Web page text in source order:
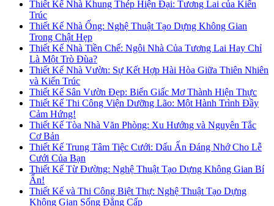
Thiết Kế Nhà Khung Thép Hiện Đại: Tương Lai của Kiến
Trúc
Thiết Kế Nhà Ống: Nghệ Thuật Tạo Dựng Không Gian
Trong Chật Hẹp
Thiết Kế Nhà Tiền Chế: Ngôi Nhà Của Tương Lai Hay Chỉ
Là Một Trò Đùa?
Thiết Kế Nhà Vườn: Sự Kết Hợp Hài Hòa Giữa Thiên Nhiên
và Kiến Trúc
Thiết Kế Sân Vườn Đẹp: Biến Giấc Mơ Thành Hiện Thực
Thiết Kế Thi Công Viện Dưỡng Lão: Một Hành Trình Đầy
Cảm Hứng!
Thiết Kế Tòa Nhà Văn Phòng: Xu Hướng và Nguyên Tắc
Cơ Bản
Thiết Kế Trung Tâm Tiệc Cưới: Dấu Ấn Đáng Nhớ Cho Lễ
Cưới Của Bạn
Thiết Kế Từ Đường: Nghệ Thuật Tạo Dựng Không Gian Bí
Ẩn!
Thiết Kế và Thi Công Biệt Thự: Nghệ Thuật Tạo Dựng
Không Gian Sống Đẳng Cấp